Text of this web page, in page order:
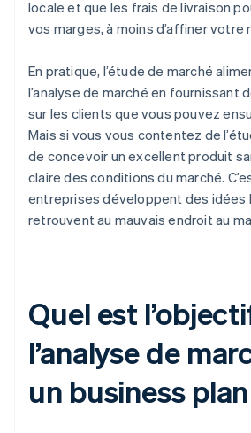
locale et que les frais de livraison
vos marges, à moins d’affiner
En pratique, l’étude de marché
l’analyse de marché en fournissant
sur les clients que vous pouvez
Mais si vous vous contentez de
de concevoir un excellent produit
claire des conditions du marché.
entreprises développent des idées
retrouvent au mauvais endroit au
Quel est
l’analyse de
un business